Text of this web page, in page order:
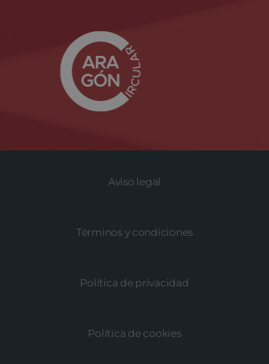
Aviso legal
Términos y condiciones
Política de privacidad
Política de cookies